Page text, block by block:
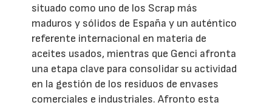
situado como uno de los Scrap más
maduros y sólidos de España y un auténtico
referente internacional en materia de
aceites usados, mientras que Genci afronta
una etapa clave para consolidar su actividad
en la gestión de los residuos de envases
comerciales e industriales. Afronto esta